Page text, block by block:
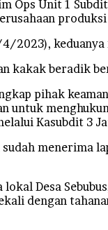
Ops Unit 1
2023),
kakak beradik
pihak
untuk
Kasubdit 3
menerima
lokal Desa
dengan